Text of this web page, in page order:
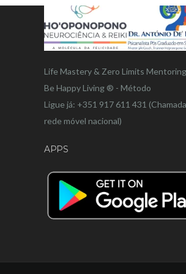
Life Mastery & Zero Limits Mentoring
Be Happy Living ® - Método
Ligue já: +351 917 611 431
rede móvel nacional)
APPS